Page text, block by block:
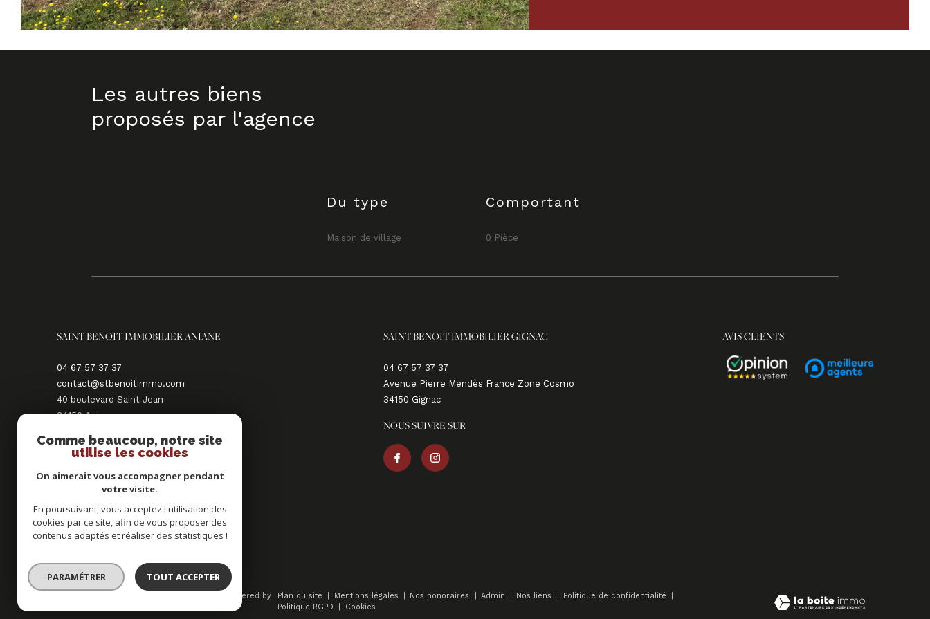
Les autres biens
proposés par l'agence
Du type
Maison de village
Comportant
0 Pièce
SAINT BENOIT IMMOBILIER ANIANE
04 67 57 37 37
contact@stbenoitimmo.com
40 boulevard Saint Jean
34150 aniane
NOUS SUIVRE SUR
SAINT BENOIT IMMOBILIER GIGNAC
04 67 57 37 37
Avenue Pierre Mendès France Zone Cosmo
34150
gignac
NOUS SUIVRE SUR
AVIS CLIENTS
ADHÉRENTS
© 2026 | Tous droits réservés | Traduction powered by
Plan du site Mentions légales Nos honoraires Admin Nos liens
Politique de confidentialité
Politique RGPD
Cookies
Comme beaucoup, notre site
utilise les cookies
On aimerait vous accompagner pendant
votre visite.
En poursuivant, vous acceptez l'utilisation des
cookies par ce site, afin de vous proposer des
contenus adaptés et réaliser des statistiques !
PARAMÉTRER TOUT ACCEPTER